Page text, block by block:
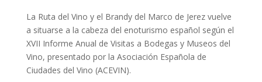
La Ruta del Vino y el Brandy del Marco de Jerez vuelve
a situarse a la cabeza del enoturismo español según el
XVII Informe Anual de Visitas a Bodegas y Museos del
Vino, presentado por la Asociación Española de
Ciudades del Vino (ACEVIN).